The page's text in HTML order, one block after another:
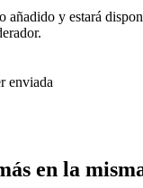
añadido y estará
enviada
en la